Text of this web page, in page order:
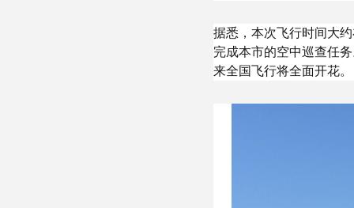
据悉，本次飞行时间大
完成本市的空中巡查任
来全国飞行将全面开花。